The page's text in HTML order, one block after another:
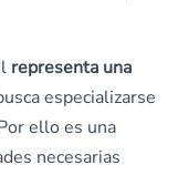
representa una
especializarse
ello es una
necesarias